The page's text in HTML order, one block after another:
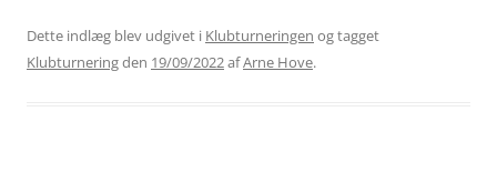
Dette indlæg blev udgivet i Klubturneringen og tagget
Klubturneringden 19/09/2022afArne Hove.